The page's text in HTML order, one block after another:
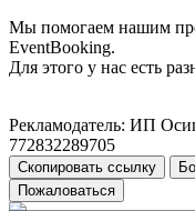
Мы помогаем нашим
EventBooking.
Для этого у нас есть
Рекламодатель: ИП
772832289705
Скопировать ссылку
Пожаловаться